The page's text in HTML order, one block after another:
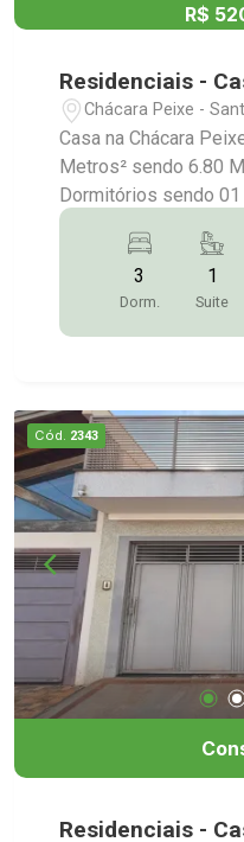
R$
Residenciais -
Chácara Peixe -
Casa na Chácara
Metros² sendo 6.80
Dormitórios sendo
direito alto e madeira;
Churrasqueira;
pra 2 camionetes; Mais Informações:(14)9.9743-
9789/9.9613-5228/
3
Dorm.
1
Suite
Cód. 2343
Residenciais -